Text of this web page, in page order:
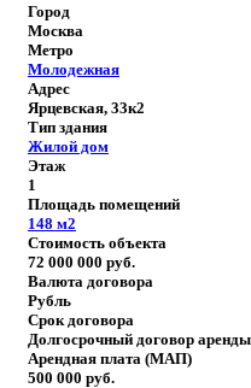
Город
Москва
Метро
Молодежная
Адрес
Ярцевская, 33к2
Тип здания
Жилой дом
Этаж
1
Площадь помещений
148 м2
Стоимость объекта
72 000 000 руб.
Валюта договора
Рубль
Срок договора
Долгосрочный договор аренды
Арендная плата (МАП)
500 000 руб.